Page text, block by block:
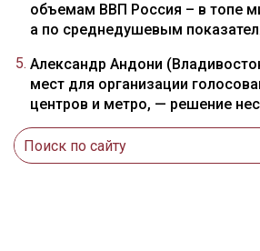
объемам ВВП Россия – в топе
а по среднедушевым
Александр Андони
мест для организации
центров и метро, — решение